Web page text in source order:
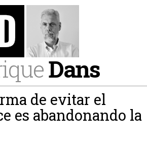
Dans
de evitar el
es abandonando la